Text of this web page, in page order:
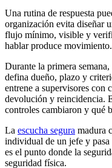
Una rutina de respuesta
organización evita diseñar
flujo mínimo, visible y
hablar produce movimiento.
Durante la primera
defina dueño, plazo y
entrene a supervisores con
devolución y reincidencia.
controles cambiaron y qué
La escucha segura madura
individual de un jefe y
es el punto donde la
seguridad física.